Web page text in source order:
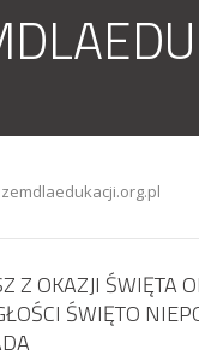
Z OKAZJI ŚWIĘTA
ŚWIĘTO